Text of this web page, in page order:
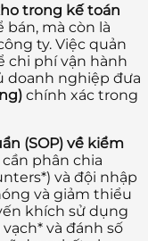
trong kế toán
mà còn là
ty. Việc quản
chi phí vận hành
doanh nghiệp đưa
chính xác trong
(SOP) về kiểm
phân chia
và đội nhập
và giảm thiểu
khích sử dụng
và đánh số